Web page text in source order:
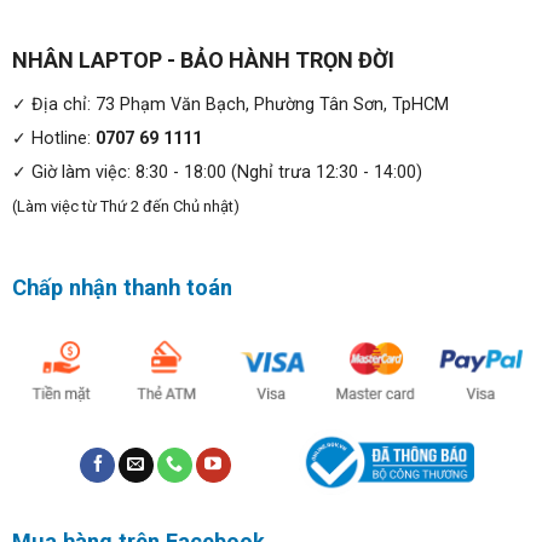
Bởi đối tượng mà máy hướng đến là các bạn sinh viên
hay nhân viên văn phòng chính vì vậy mà Dell Latitude
5310 i7 chỉ có khối lượng chỉ vọn vẻn 1.32kg. Chính
vào balo, túi xách mang theo bên người khi đi học, đi làm
NHÂN LAPTOP - BẢO HÀNH TRỌN ĐỜI
✓ Địa chỉ: 73 Phạm Văn Bạch, Phường Tân Sơn, TpHCM
✓ Hotline: 0707 69 1111
✓ Giờ làm việc: 8:30 - 18:00 (Nghỉ trưa 12:30 - 14:00)
(Làm việc từ Thứ 2 đến Chủ nhật)
Chấp nhận thanh toán